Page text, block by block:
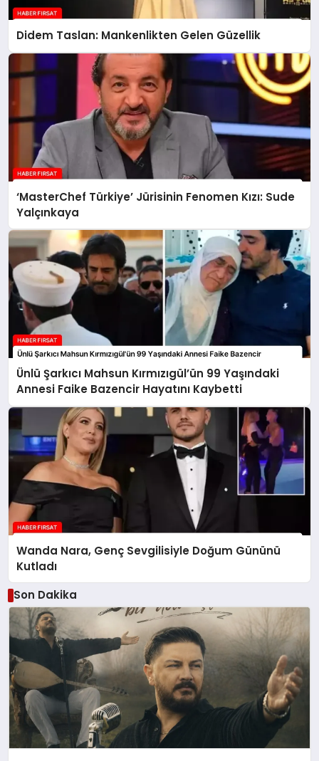
Didem Taslan: Mankenlikten Gelen Güzellik
‘MasterChef Türkiye’ Jürisinin Fenomen Kızı: Sude
Yalçınkaya
Ünlü Şarkıcı Mahsun Kırmızıgül’ün 99 Yaşındaki
Annesi Faike Bazencir Hayatını Kaybetti
Wanda Nara, Genç Sevgilisiyle Doğum Gününü
Kutladı
Son Dakika